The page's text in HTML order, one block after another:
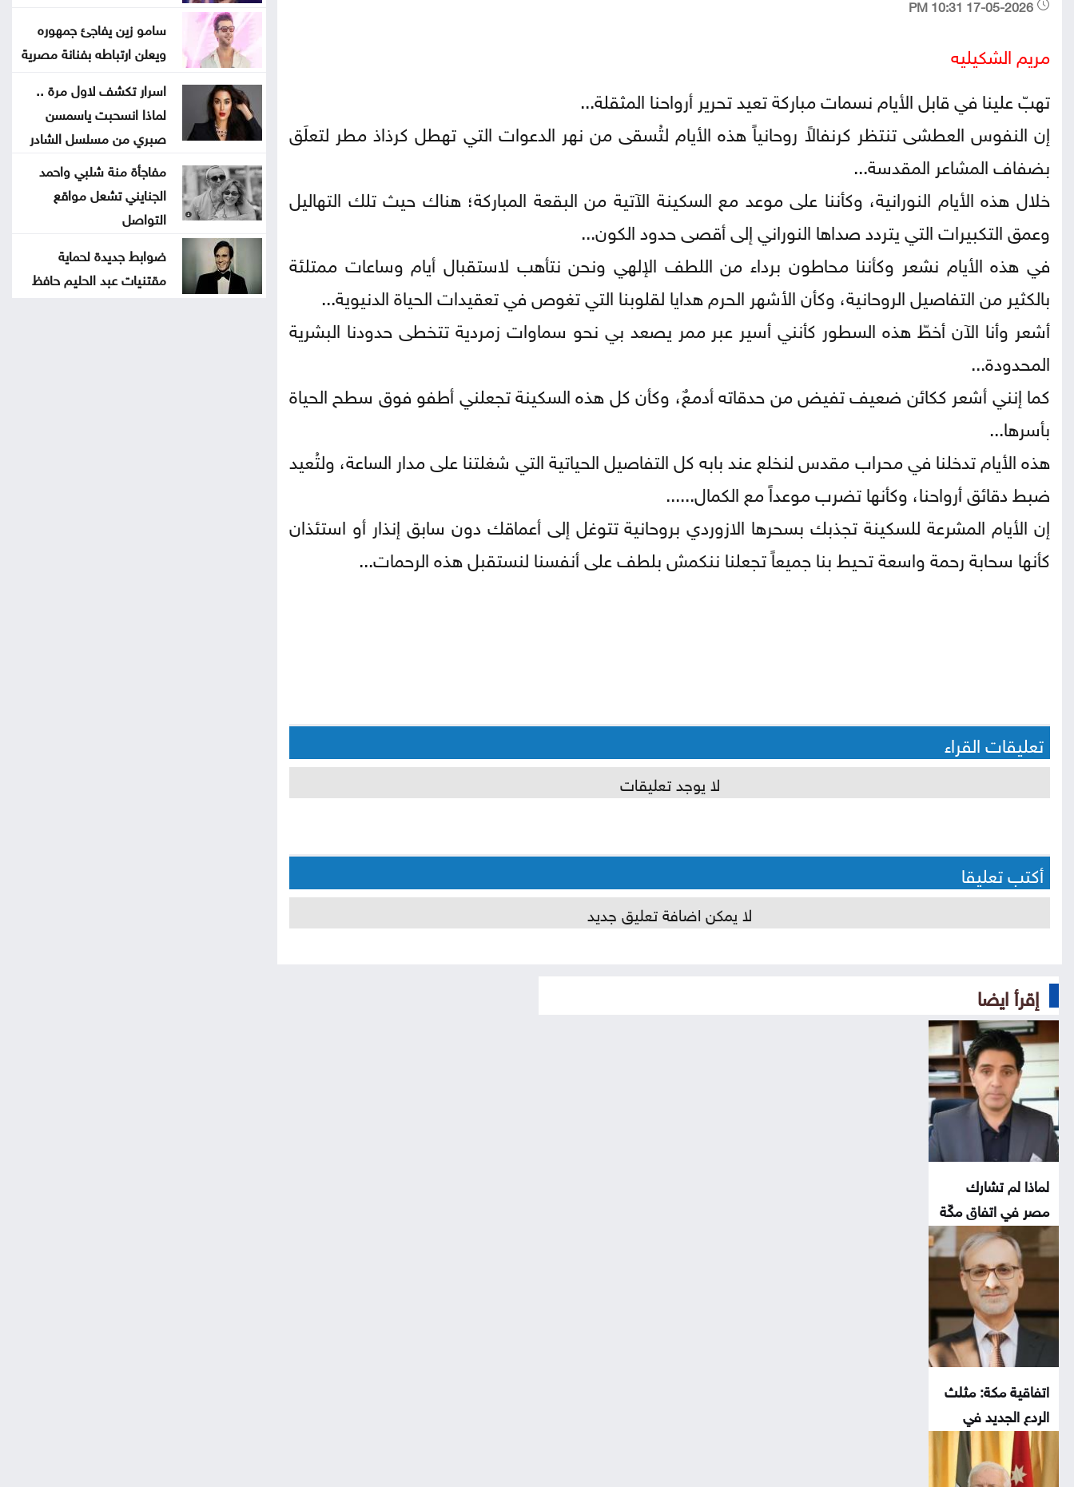
مريم الشكيليه
تهبّ علينا في قابل الأيام نسمات مباركة تعيد تحرير أرواحنا المثقلة...
إن النفوس العطشى تنتظر كرنفالاً روحانياً هذه الأيام لتُسقى من نهر الدعوات التي تهطل كرذاذ مطر لتعلَق
بضفاف المشاعر المقدسة...
خلال هذه الأيام النورانية، وكأننا على موعد مع السكينة الآتية من البقعة المباركة؛ هناك حيث تلك التهاليل
وعمق التكبيرات التي يتردد صداها النوراني إلى أقصى حدود الكون...
في هذه الأيام نشعر وكأننا محاطون برداء من اللطف الإلهي ونحن نتأهب لاستقبال أيام وساعات ممتلئة
بالكثير من التفاصيل الروحانية، وكأن الأشهر الحرم هدايا لقلوبنا التي تغوص في تعقيدات الحياة الدنيوية...
أشعر وأنا الآن أخطّ هذه السطور كأنني أسير عبر ممر يصعد بي نحو سماوات زمردية تتخطى حدودنا البشرية
المحدودة...
كما إنني أشعر ككائن ضعيف تفيض من حدقاته أدمعٌ، وكأن كل هذه السكينة تجعلني أطفو فوق سطح الحياة
بأسرها...
هذه الأيام تدخلنا في محراب مقدس لنخلع عند بابه كل التفاصيل الحياتية التي شغلتنا على مدار الساعة، ولتُعيد
ضبط دقائق أرواحنا، وكأنها تضرب موعداً مع الكمال......
إن الأيام المشرعة للسكينة تجذبك بسحرها الازوردي بروحانية تتوغل إلى أعماقك دون سابق إنذار أو استئذان
كأنها سحابة رحمة واسعة تحيط بنا جميعاً تجعلنا ننكمش بلطف على أنفسنا لنستقبل هذه الرحمات...
تعليقات القراء
لا يوجد تعليقات
أكتب تعليقا
لا يمكن اضافة تعليق جديد
إقرأ ايضا
لماذا لم تشارك
مصر في اتفاق مكّة
اتفاقية مكة: مثلث
الردع الجديد في
المنطقة
سامو زين يفاجئ جمهوره
ويعلن ارتباطه بفنانة مصرية
اسرار تكشف لاول مرة ..
لماذا انسحبت ياسمسن
صبري من مسلسل الشادر
مفاجأة منة شلبي واحمد
الجنايني تشعل مواقع
التواصل
ضوابط جديدة لحماية
مقتنيات عبد الحليم حافظ